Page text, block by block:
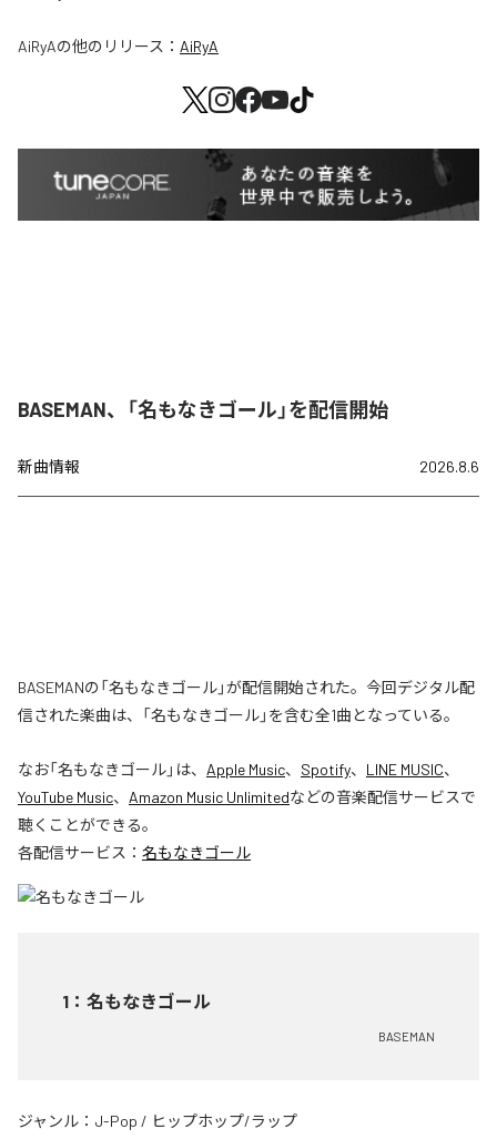
AiRyAの他のリリース： AiRyA
BASEMAN、「名もなきゴール」を配信開始
新曲情報 2026.8.6
BASEMANの「名もなきゴール」が配信開始された。今回デジタル配
信された楽曲は、「名もなきゴール」を含む全1曲となっている。
なお「名もなきゴール」は、 Apple Music、 Spotify、 LINE MUSIC、
YouTube Music、 Amazon Music Unlimitedなどの音楽配信サービスで
聴くことができる。
各配信サービス： 名もなきゴール
1 ： 名もなきゴール
BASEMAN
ジャンル： J-Pop / ヒップホップ/ラップ